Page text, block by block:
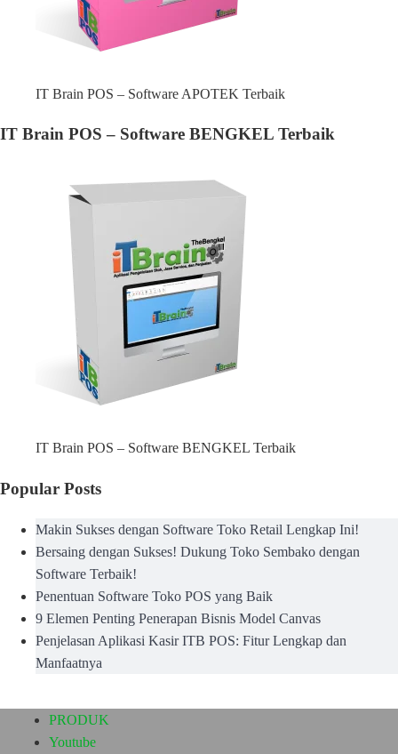
IT Brain POS – Software APOTEK Terbaik
IT Brain POS – Software BENGKEL Terbaik
IT Brain POS – Software BENGKEL Terbaik
Popular Posts
Makin Sukses dengan Software Toko Retail Lengkap Ini!
Bersaing dengan Sukses! Dukung Toko Sembako dengan
Software Terbaik!
Penentuan Software Toko POS yang Baik
9 Elemen Penting Penerapan Bisnis Model Canvas
Penjelasan Aplikasi Kasir ITB POS: Fitur Lengkap dan
Manfaatnya
PRODUK
Youtube